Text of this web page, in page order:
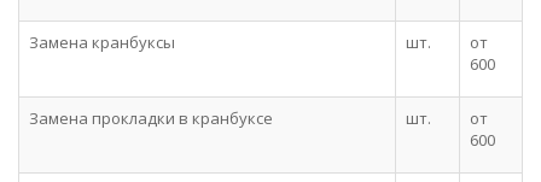
Замена кранбуксы шт.
от
600
Замена прокладки в кранбуксе шт.
от
600